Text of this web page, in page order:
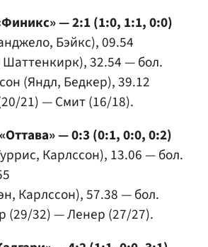
— 2:1 (1:0, 1:1, 0:0)
Бэйкс), 09.54
32.54 — бол.
(Яндл, Бедкер), 39.12
21) — Смит (16/18).
— 0:3 (0:1, 0:0, 0:2)
Карлссон), 13.06 — бол.
Карлссон), 57.38 — бол.
(29/32) — Ленер (27/27).